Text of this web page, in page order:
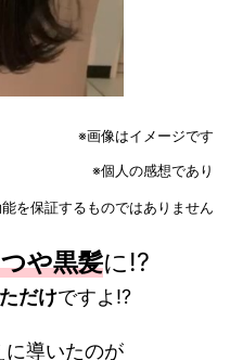
※画像はイメージです
※個人の感想であり
を保証するものではありません
や黒髪に!?
だけですよ!?
に導いたのが